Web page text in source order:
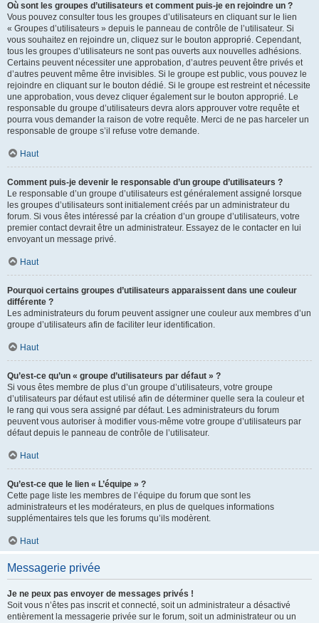
Où sont les groupes d’utilisateurs et comment puis-je en rejoindre un ?
Vous pouvez consulter tous les groupes d’utilisateurs en cliquant sur le lien
« Groupes d’utilisateurs » depuis le panneau de contrôle de l’utilisateur. Si
vous souhaitez en rejoindre un, cliquez sur le bouton approprié. Cependant,
tous les groupes d’utilisateurs ne sont pas ouverts aux nouvelles adhésions.
Certains peuvent nécessiter une approbation, d’autres peuvent être privés et
d’autres peuvent même être invisibles. Si le groupe est public, vous pouvez le
rejoindre en cliquant sur le bouton dédié. Si le groupe est restreint et nécessite
une approbation, vous devez cliquer également sur le bouton approprié. Le
responsable du groupe d’utilisateurs devra alors approuver votre requête et
pourra vous demander la raison de votre requête. Merci de ne pas harceler un
responsable de groupe s’il refuse votre demande.
Haut
Comment puis-je devenir le responsable d’un groupe d’utilisateurs ?
Le responsable d’un groupe d’utilisateurs est généralement assigné lorsque
les groupes d’utilisateurs sont initialement créés par un administrateur du
forum. Si vous êtes intéressé par la création d’un groupe d’utilisateurs, votre
premier contact devrait être un administrateur. Essayez de le contacter en lui
envoyant un message privé.
Haut
Pourquoi certains groupes d’utilisateurs apparaissent dans une couleur
différente ?
Les administrateurs du forum peuvent assigner une couleur aux membres d’un
groupe d’utilisateurs afin de faciliter leur identification.
Haut
Qu’est-ce qu’un « groupe d’utilisateurs par défaut » ?
Si vous êtes membre de plus d’un groupe d’utilisateurs, votre groupe
d’utilisateurs par défaut est utilisé afin de déterminer quelle sera la couleur et
le rang qui vous sera assigné par défaut. Les administrateurs du forum
peuvent vous autoriser à modifier vous-même votre groupe d’utilisateurs par
défaut depuis le panneau de contrôle de l’utilisateur.
Haut
Qu’est-ce que le lien « L’équipe » ?
Cette page liste les membres de l’équipe du forum que sont les
administrateurs et les modérateurs, en plus de quelques informations
supplémentaires tels que les forums qu’ils modèrent.
Haut
Messagerie privée
Je ne peux pas envoyer de messages privés !
Soit vous n’êtes pas inscrit et connecté, soit un administrateur a désactivé
entièrement la messagerie privée sur le forum, soit un administrateur ou un